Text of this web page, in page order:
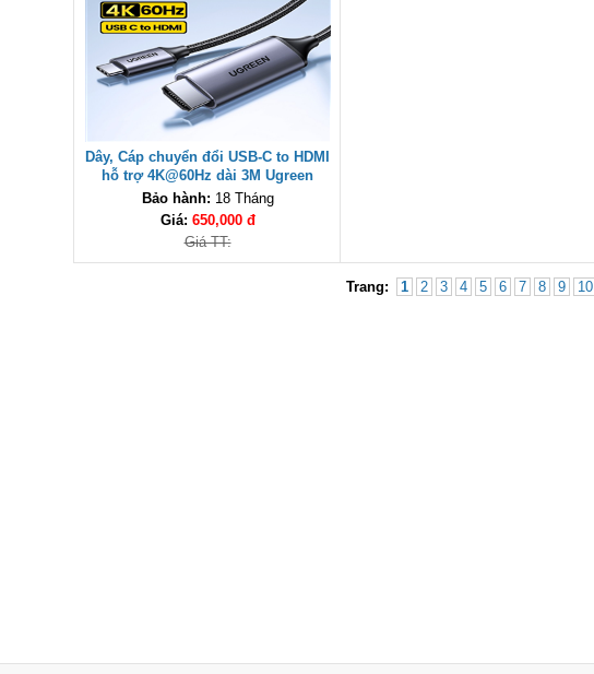
Dây, Cáp chuyển đổi USB-C to HDMI
hỗ trợ 4K@60Hz dài 3M Ugreen
50766 cao cấp
Bảo hành: 18 Tháng
Giá: 650,000 đ
Giá TT:
Trang: 1 2 3 4 5 6 7 8 9 10